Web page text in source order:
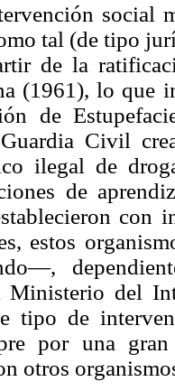
social
tal (de tipo
de la
(1961), lo que
de
Civil
ilegal de
de
con
estos
Ministerio del
tipo de
por una
otros